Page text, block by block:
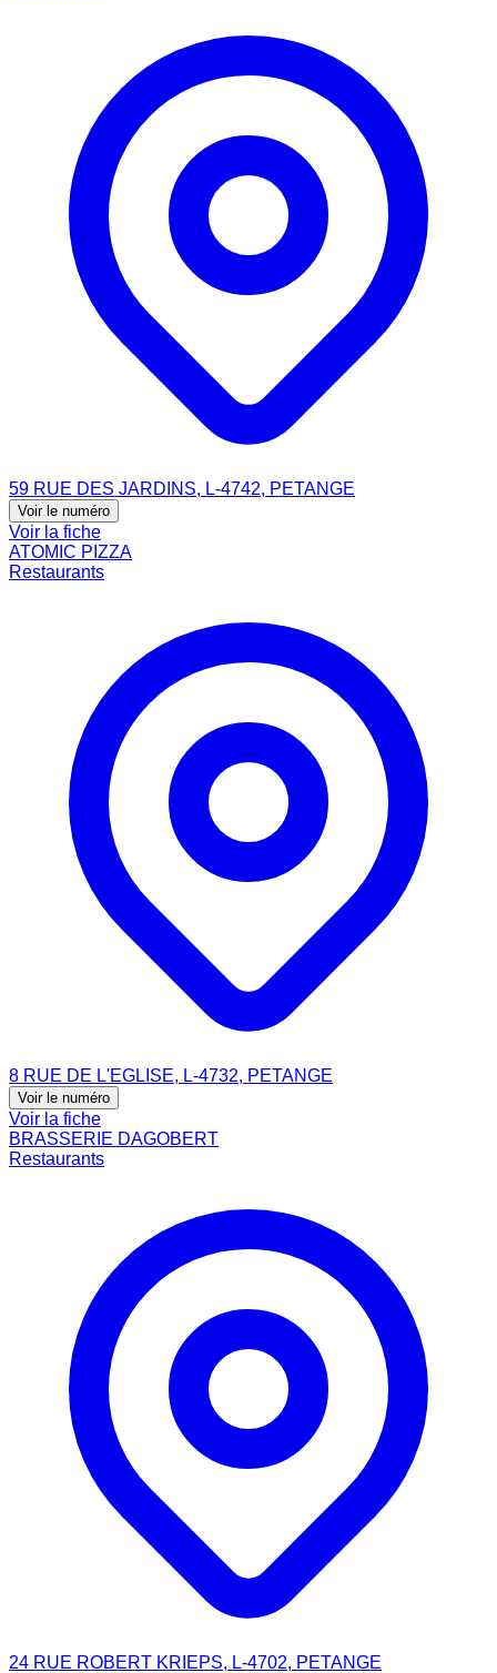
59 RUE DES JARDINS, L-4742, PETANGE
Voir le numéro
Voir la fiche
ATOMIC PIZZA
Restaurants
8 RUE DE L'EGLISE, L-4732, PETANGE
Voir le numéro
Voir la fiche
BRASSERIE DAGOBERT
Restaurants
24 RUE ROBERT KRIEPS, L-4702, PETANGE